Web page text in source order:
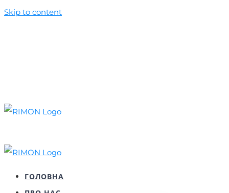
Skip to content
ГОЛОВНА